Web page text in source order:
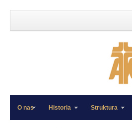
»
»
O nas Historia Struktura